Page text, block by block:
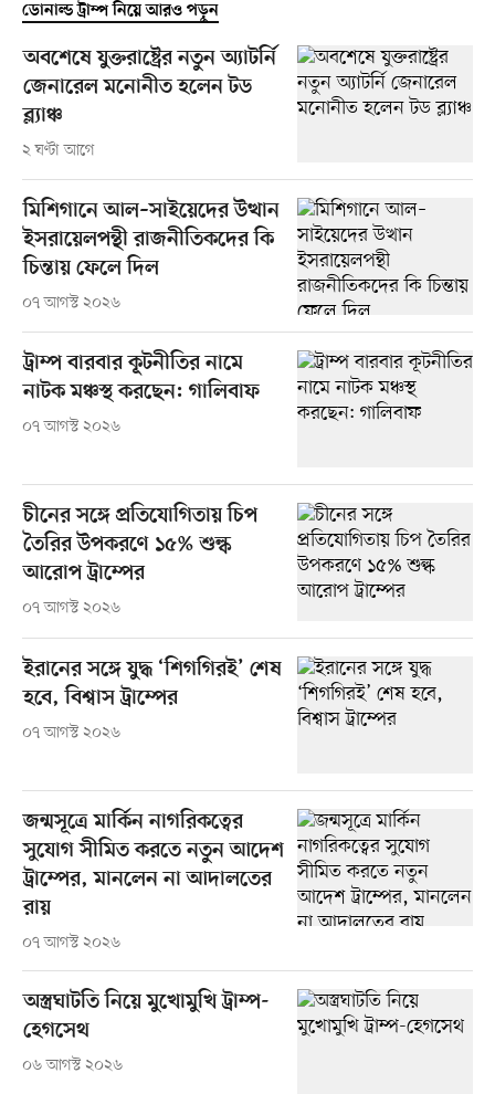
ডোনাল্ড ট্রাম্প নিয়ে আরও পড়ুন
অবশেষে যুক্তরাষ্ট্রের নতুন অ্যাটর্নি
জেনারেল মনোনীত হলেন টড
ব্ল্যাঞ্চ
২ ঘণ্টা আগে
মিশিগানে আল–সাইয়েদের উত্থান
ইসরায়েলপন্থী রাজনীতিকদের কি
চিন্তায় ফেলে দিল
০৭ আগস্ট ২০২৬
ট্রাম্প বারবার কূটনীতির নামে
নাটক মঞ্চস্থ করছেন: গালিবাফ
০৭ আগস্ট ২০২৬
চীনের সঙ্গে প্রতিযোগিতায় চিপ
তৈরির উপকরণে ১৫% শুল্ক
আরোপ ট্রাম্পের
০৭ আগস্ট ২০২৬
ইরানের সঙ্গে যুদ্ধ ‘শিগগিরই’ শেষ
হবে, বিশ্বাস ট্রাম্পের
০৭ আগস্ট ২০২৬
জন্মসূত্রে মার্কিন নাগরিকত্বের
সুযোগ সীমিত করতে নতুন আদেশ
ট্রাম্পের, মানলেন না আদালতের
রায়
০৭ আগস্ট ২০২৬
অস্ত্রঘাটতি নিয়ে মুখোমুখি ট্রাম্প-
হেগসেথ
০৬ আগস্ট ২০২৬